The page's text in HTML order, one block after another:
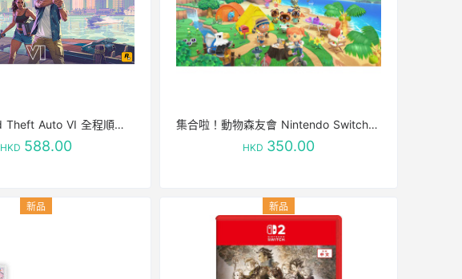
GTA6 Grand Theft Auto VI 全程順豐 包郵不包稅 稅費到付
HKD 588.00
集合啦！動物森友會 Nintendo Switch 2 Edition 港版
HKD 350.00